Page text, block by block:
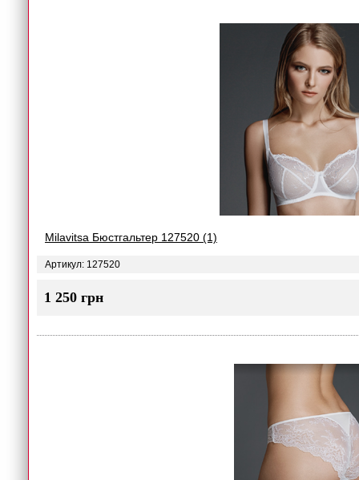
Milavitsa Бюстгальтер 127520 (1)
Артикул: 127520
1 250 грн